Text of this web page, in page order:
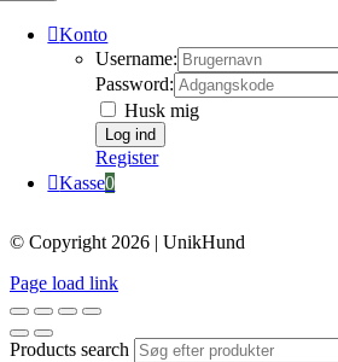
Konto
Username:
Password:
Husk mig
Register
Kasse0
© Copyright 2026 | UnikHund
Page load link
Products search